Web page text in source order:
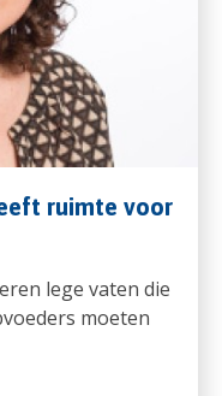
ruimte voor
lege vaten die
moeten